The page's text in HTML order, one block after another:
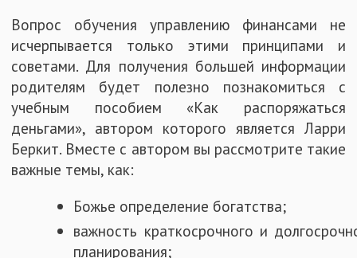
Вопрос обучения управлению финансами не
исчерпывается только этими принципами и
советами. Для получения большей информации
родителям будет полезно познакомиться с
учебным пособием «Как распоряжаться
деньгами», автором которого является Ларри
Беркит. Вместе с автором вы рассмотрите такие
важные темы, как:
Божье определение богатства;
важность краткосрочного и
планирования;